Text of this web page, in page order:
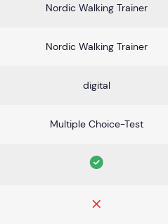
Nordic Walking Trainer
Nordic Walking Trainer
digital
Multiple Choice-Test